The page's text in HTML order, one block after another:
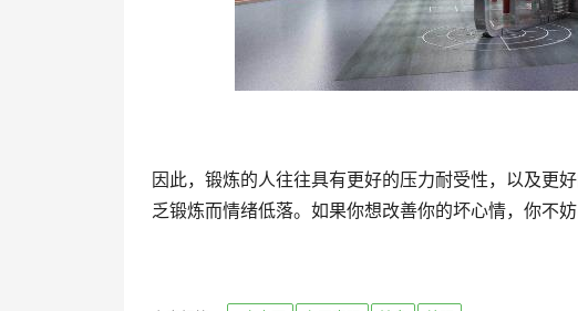
因此，锻炼的人往往具有更好的压力耐受性，以及更
乏锻炼而情绪低落。如果你想改善你的坏心情，你不妨